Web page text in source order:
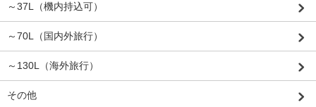
～37L（機内持込可）
～70L（国内外旅行）
～130L（海外旅行）
その他